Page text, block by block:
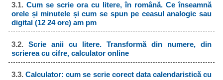
3.1.Cum se scrie ora cu litere, în română. Ce înseamnă
orele și minutele și cum se spun pe ceasul analogic sau
digital (12 24 ore) am pm
3.2.Scrie anii cu litere. Transformă din numere, din
scrierea cu cifre, calculator online
3.3.Calculator: cum se scrie corect data calendaristică cu